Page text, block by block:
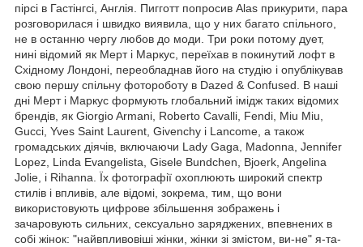
пірсі в Гастінгсі, Англія. Пигготт попросив Alas прикурити, пара
розговорилася і швидко виявила, що у них багато спільного,
не в останню чергу любов до моди. Три роки потому дует,
нині відомий як Мерт і Маркус, переїхав в покинутий лофт в
Східному Лондоні, переобладнав його на студію і опублікував
свою першу спільну фотороботу в Dazed & Confused. В наші
дні Мерт і Маркус формують глобальний імідж таких відомих
брендів, як Giorgio Armani, Roberto Cavalli, Fendi, Miu Miu,
Gucci, Yves Saint Laurent, Givenchy і Lancome, а також
громадських діячів, включаючи Lady Gaga, Madonna, Jennifer
Lopez, Linda Evangelista, Gisele Bundchen, Bjoerk, Angelina
Jolie, і Rihanna. Їх фотографії охоплюють широкий спектр
стилів і впливів, але відомі, зокрема, тим, що вони
використовують цифрове збільшення зображень і
зачаровують сильних, сексуально заряджених, впевнених в
собі жінок: "найвпливовіші жінки, жінки зі змістом, ви-не" я-та-